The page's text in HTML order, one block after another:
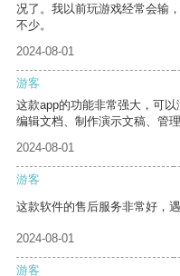
况了。我以前玩游戏经常会输
不少。
2024-08-01
游客
这款app的功能非常强大，可
编辑文档、制作演示文稿、管理
2024-08-01
游客
这款软件的售后服务非常好，
2024-08-01
游客